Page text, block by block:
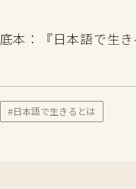
底本：『日本語で生
#日本語で生きるとは